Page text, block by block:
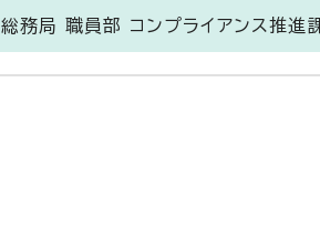
総務局 職員部 コンプライアンス推進